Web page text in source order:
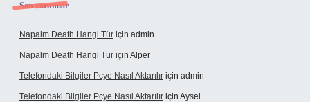
Son yorumlar
Napalm Death Hangi Tür için admin
Napalm Death Hangi Tür için Alper
Telefondaki Bilgiler Pcye Nasıl Aktarılır için admin
Telefondaki Bilgiler Pcye Nasıl Aktarılır için Aysel